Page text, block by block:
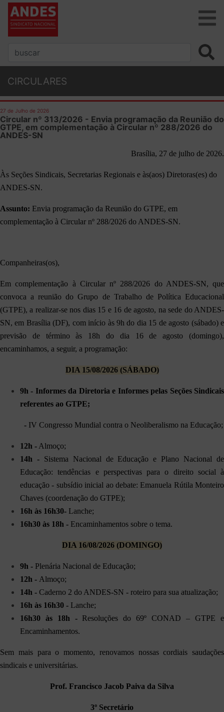
CIRCULARES
27 de Julho de 2026
Circular nº 313/2026 - Envia programação da Reunião do
GTPE, em complementação à Circular nº 288/2026 do
ANDES-SN
Brasília, 27 de julho de 2026.
Às Seções Sindicais, Secretarias Regionais e às(aos) Diretoras(es) do
ANDES-SN.
Assunto: Envia programação da Reunião do GTPE, em
complementação à Circular nº 288/2026 do ANDES-SN.
Companheiras(os),
Em complementação à Circular nº 288/2026 do ANDES-SN, que
convoca a reunião do Grupo de Trabalho de Política Educacional
(GTPE), a realizar-se nos dias 15 e 16 de agosto, na sede do ANDES-
SN, em Brasília (DF), com início às 9h do dia 15 de agosto (sábado) e
previsão de término às 18h do dia 16 de agosto (domingo),
encaminhamos, a seguir, a programação:
DIA 15/08/2026 (SÁBADO)
9h - Informes da Diretoria e Informes pelas Seções Sindicais
referentes ao GTPE;
- IV Congresso Mundial contra o Neoliberalismo na Educação;
12h - Almoço;
14h - Sistema Nacional de Educação e Plano Nacional de
Educação: tendências e perspectivas para o direito social à
educação - subsídio inicial ao debate: Emanuela Rútila Monteiro
Chaves (coordenação do GTPE);
16h às 16h30- Lanche;
16h30 às 18h - Encaminhamentos sobre o tema.
DIA 16/08/2026 (DOMINGO)
9h - Plenária Nacional de Educação;
12h - Almoço;
14h - Caderno 2 do ANDES-SN - roteiro para sua atualização;
16h às 16h30 - Lanche;
16h30 às 18h - Resoluções do 69º CONAD – GTPE e
Encaminhamentos.
Sem mais para o momento, renovamos nossas cordiais saudações
sindicais e universitárias.
Prof. Francisco Jacob Paiva da Silva
3º Secretário